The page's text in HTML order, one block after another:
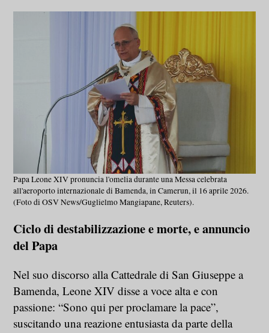
Papa Leone XIV pronuncia l'omelia durante una Messa celebrata
all'aeroporto internazionale di Bamenda, in Camerun, il 16 aprile 2026.
(Foto di OSV News/Guglielmo Mangiapane, Reuters).
Ciclo di destabilizzazione e morte, e annuncio
del Papa
Nel suo discorso alla Cattedrale di San Giuseppe a
Bamenda, Leone XIV disse a voce alta e con
passione: “Sono qui per proclamare la pace”,
suscitando una reazione entusiasta da parte della